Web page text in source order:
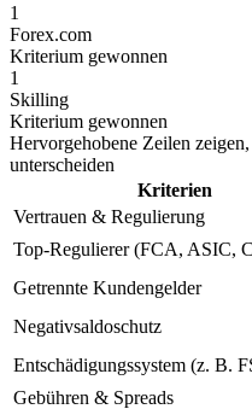
1
Forex.com
Kriterium gewonnen
1
Skilling
Kriterium gewonnen
Hervorgehobene Zeilen
unterscheiden
Kriterien
Vertrauen & Regulierung
Top-Regulierer (FCA, ASIC,
Getrennte Kundengelder
Negativsaldoschutz
Entschädigungssystem (z. B.
Gebühren & Spreads